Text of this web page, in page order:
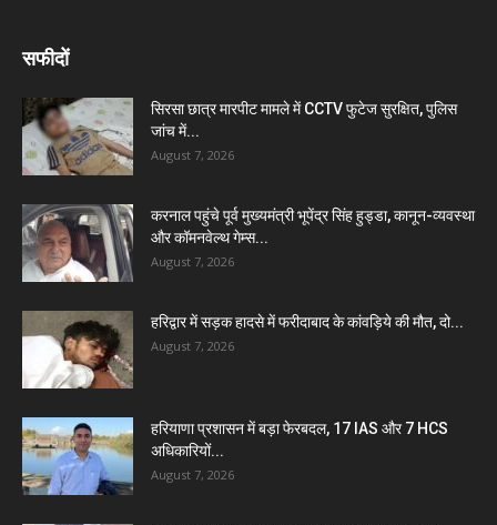
सफीदों
सिरसा छात्र मारपीट मामले में CCTV फुटेज सुरक्षित, पुलिस
जांच में...
August 7, 2026
करनाल पहुंचे पूर्व मुख्यमंत्री भूपेंद्र सिंह हुड्डा, कानून-व्यवस्था
और कॉमनवेल्थ गेम्स...
August 7, 2026
हरिद्वार में सड़क हादसे में फरीदाबाद के कांवड़िये की मौत, दो...
August 7, 2026
हरियाणा प्रशासन में बड़ा फेरबदल, 17 IAS और 7 HCS
अधिकारियों...
August 7, 2026